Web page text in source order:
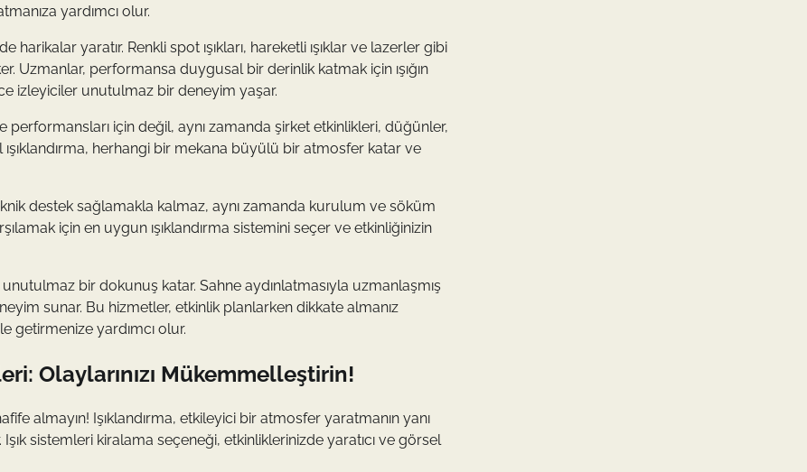
yardımcı olur.
harikalar yaratır. Renkli spot ışıkları, hareketli ışıklar ve lazerler gibi
Uzmanlar, performansa duygusal bir derinlik katmak için ışığın
izleyiciler unutulmaz bir deneyim yaşar.
için değil, aynı zamanda şirket etkinlikleri, düğünler,
herhangi bir mekana büyülü bir atmosfer katar ve
destek sağlamakla kalmaz, aynı zamanda kurulum ve söküm
için en uygun ışıklandırma sistemini seçer ve etkinliğinizin
bir dokunuş katar. Sahne aydınlatmasıyla uzmanlaşmış
sunar. Bu hizmetler, etkinlik planlarken dikkate almanız
getirmenize yardımcı olur.
Olaylarınızı Mükemmelleştirin!
almayın! Işıklandırma, etkileyici bir atmosfer yaratmanın yanı
Işık sistemleri kiralama seçeneği, etkinliklerinizde yaratıcı ve görsel